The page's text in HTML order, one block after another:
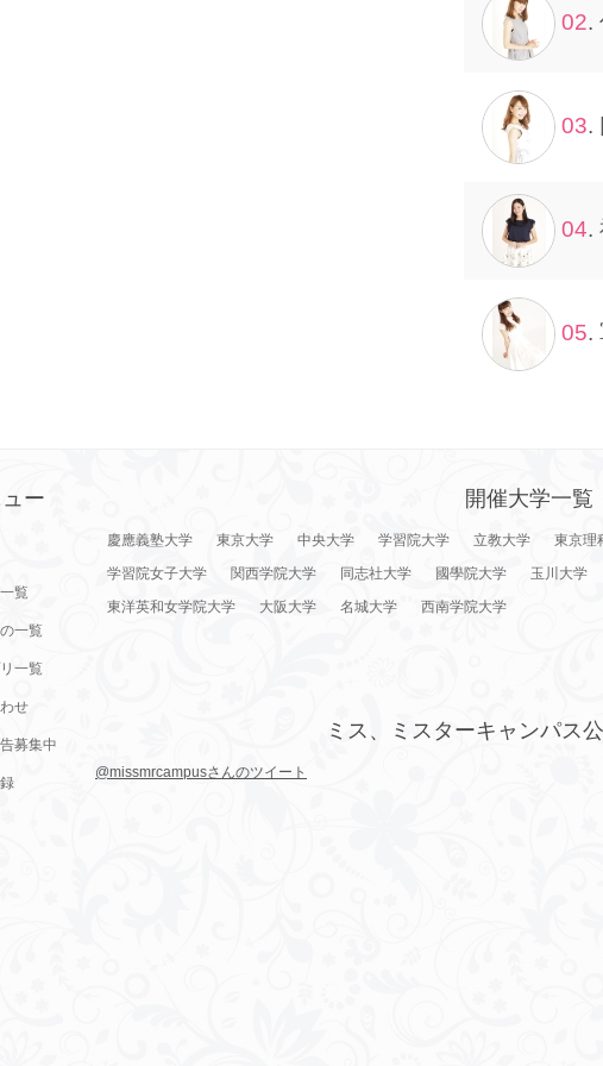
02.
03.
04.
05.
ー
覧
一覧
一覧
せ
募集中
開催大学一覧
慶應義塾大学 東京大学 中央大学 学習院大学 立教大学 東京理
学習院女子大学
関西学院大学 同志社大学 國學院大学 玉川大学
東洋英和女学院大学
大阪大学 名城大学 西南学院大学
ミス、ミスターキャンパス
@missmrcampusさんのツイート